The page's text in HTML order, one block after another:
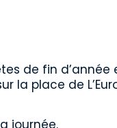
de fin
la place de
journée.